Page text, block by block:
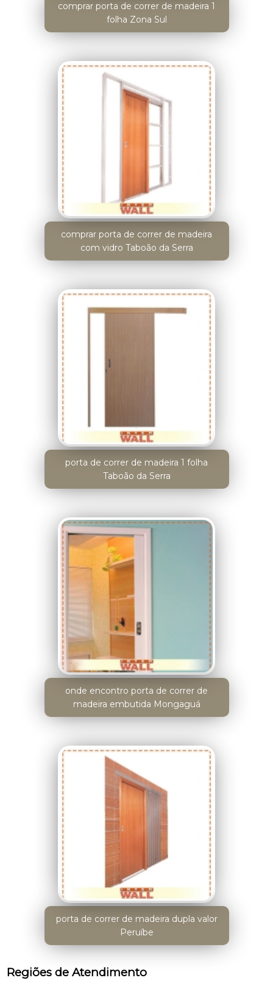
comprar porta de correr de madeira 1
folha Zona Sul
comprar porta de correr de madeira
com vidro Taboão da Serra
porta de correr de madeira 1 folha
Taboão da Serra
onde encontro porta de correr de
madeira embutida Mongaguá
porta de correr de madeira dupla valor
Peruíbe
Regiões de Atendimento